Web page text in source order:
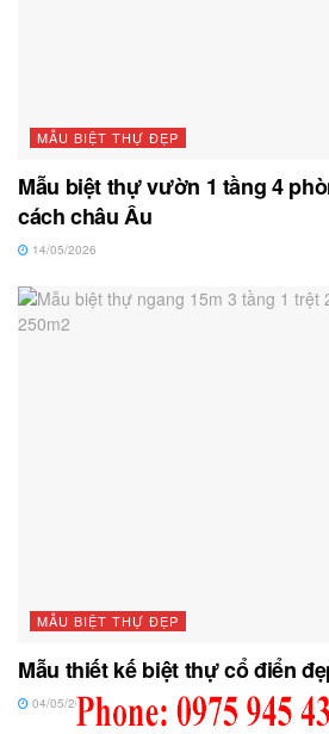
MẪU BIỆT THỰ ĐẸP
Mẫu biệt thự vườn 1 tầng 4
cách châu Âu
14/05/2026
MẪU BIỆT THỰ ĐẸP
Mẫu thiết kế biệt thự cổ điển
04/05/2026